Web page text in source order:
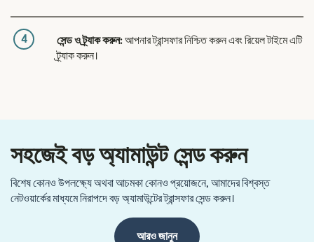
4 সেন্ড ও ট্র্যাক করুন:আপনার ট্রান্সফার নিশ্চিত করুন এবং রিয়েল টাইমে এটি
ট্র্যাক করুন।
সহজেই বড় অ্যামাউন্ট সেন্ড করুন
বিশেষ কোনও উপলক্ষ্যে অথবা আচমকা কোনও প্রয়োজনে, আমাদের বিশ্বস্ত
নেটওয়ার্কের মাধ্যমে নিরাপদে বড় অ্যামাউন্টের ট্রান্সফার সেন্ড করুন।
আরও জানুন